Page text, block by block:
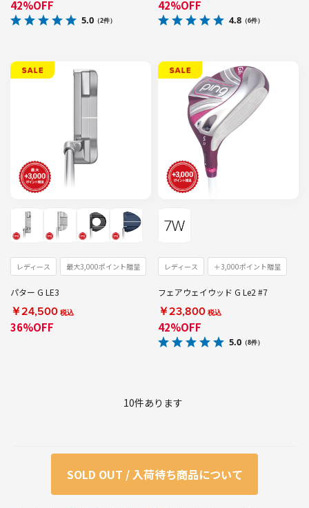
42%OFF
5.0 （2件）
42%OFF
4.8 （6件）
レディース 最大3,000ポイント贈呈
パター G LE3
￥24,500 税込
36%OFF
レディース ＋3,000ポイント贈呈
フェアウェイウッド G Le2 #7
￥23,800 税込
42%OFF
5.0 （8件）
10件あります
SOLD OUT / 入荷待ち商品について